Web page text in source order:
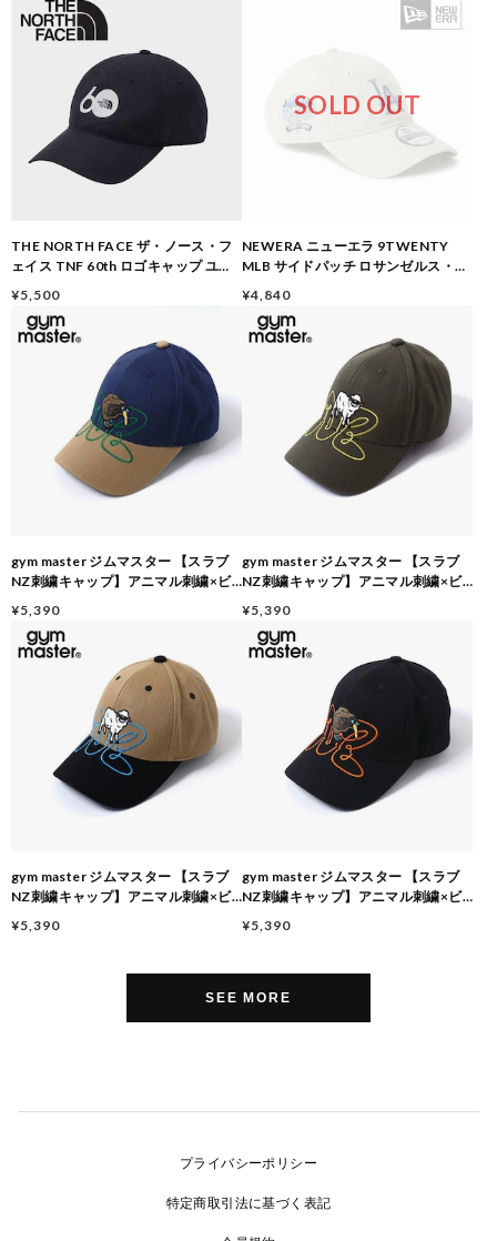
15137181
THE NORTH FACE ザ・ノース・フ
ェイス TNF 60th ロゴキャップ ユニ
サイズ調整 アウトドア カジュアル 60
周年記念 NN42681 BLACK
¥5,500
SOLD OUT
NEWERA ニューエラ 9TWENTY
MLB サイドパッチ ロサンゼルス・ド
トン サイズ調整可 14745082
¥4,840
gym master ジムマスター 【スラブ
NZ刺繍キャップ】アニマル刺繍×ビ
ックス フリーサイズ G633788 ネイ
ビー
¥5,390
gym master ジムマスター 【スラブ
NZ刺繍キャップ】アニマル刺繍×ビ
ックス フリーサイズ G633788 オリ
ーブ
¥5,390
gym master ジムマスター 【スラブ
NZ刺繍キャップ】アニマル刺繍×ビ
ックス フリーサイズ G633788 ベー
¥5,390
gym master ジムマスター 【スラブ
NZ刺繍キャップ】アニマル刺繍×ビ
ックス フリーサイズ G633788 ブラ
¥5,390
SEE MORE
プライバシーポリシー
特定商取引法に基づく表記